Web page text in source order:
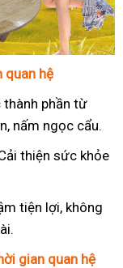
quan hệ
thành phần từ
nấm ngọc cẩu.
thiện sức khỏe
tiện lợi, không
gian quan hệ